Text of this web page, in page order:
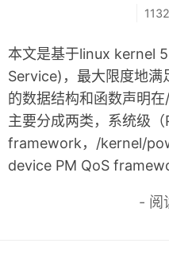
Linux
编
本文是基于linux kernel
Service)，最大限度地满
的数据结构和函数声明
主要分成两类，系统级
framework，/kernel/
device PM QoS
- 阅